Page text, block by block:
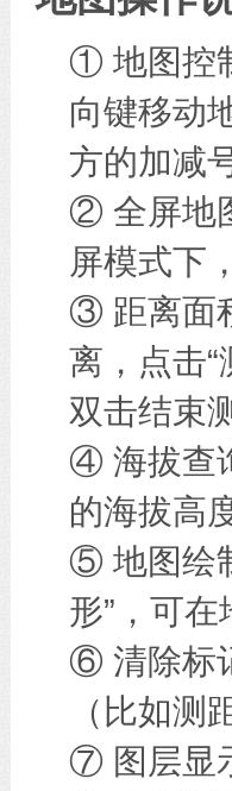
① 地图控
向键移动
方的加减
② 全屏地
屏模式下
③ 距离面
离，点击
双击结束
④ 海拔查
的海拔高
⑤ 地图绘
形”，可
⑥ 清除标
（比如测
⑦ 图层显